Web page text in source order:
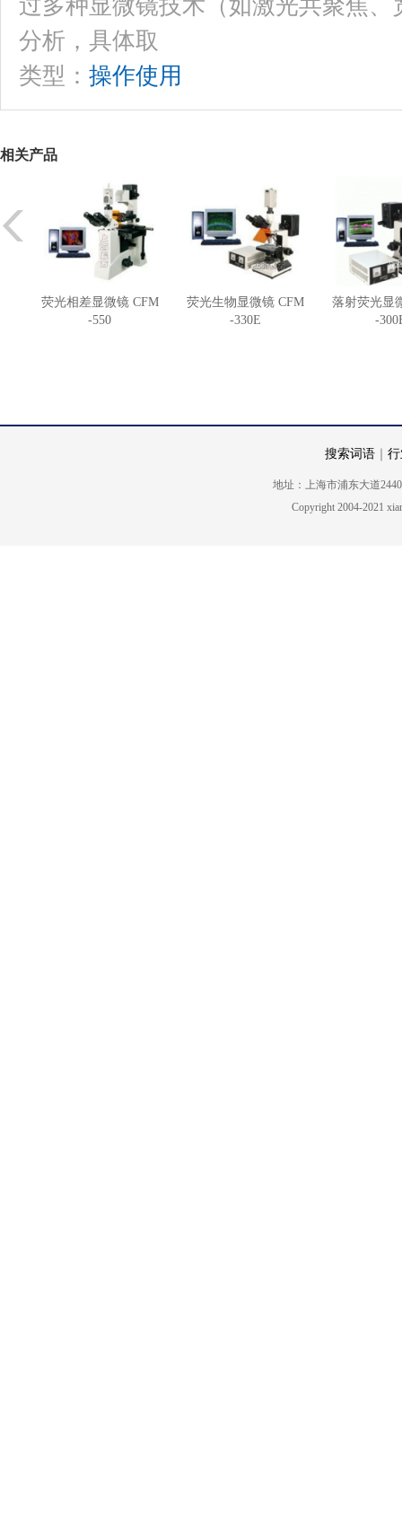
过多种显微镜技术（如激光共聚焦
分析，具体取
类型： 操作使用
相关产品
荧光相差显微镜 CFM
-550
荧光生物显微镜 CFM
-330E
落射荧光显
-
搜索词语
地址：上海市浦东大道2440
Copyright 2004-2021